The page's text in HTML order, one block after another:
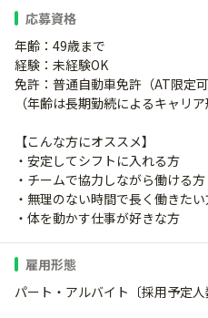
応募資格
年齢：49歳まで
経験：未経験OK
免許：普通自動車免許（AT限定可
（年齢は長期勤続によるキャリ
【こんな方にオススメ】
・安定してシフトに入れる方
・チームで協力しながら働ける方
・無理のない時間で長く働きた
・体を動かす仕事が好きな方
雇用形態
パート・アルバイト〔採用予定人